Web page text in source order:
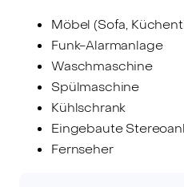
Möbel (Sofa,
Funk-Alarmanlage
Waschmaschine
Spülmaschine
Kühlschrank
Eingebaute
Fernseher